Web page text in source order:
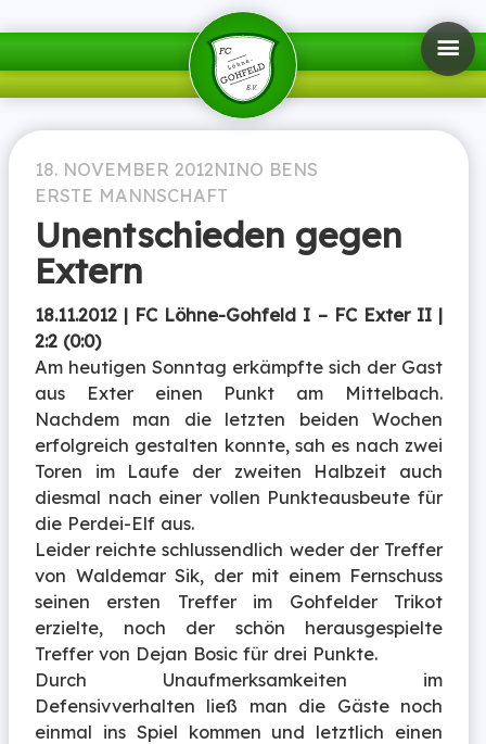
18. NOVEMBER 2012NINO BENS
ERSTE MANNSCHAFT
Unentschieden gegen
Extern
18.11.2012 | FC Löhne-Gohfeld I – FC Exter II |
2:2 (0:0)
Am heutigen Sonntag erkämpfte sich der Gast
aus Exter einen Punkt am Mittelbach.
Nachdem man die letzten beiden Wochen
erfolgreich gestalten konnte, sah es nach zwei
Toren im Laufe der zweiten Halbzeit auch
diesmal nach einer vollen Punkteausbeute für
die Perdei-Elf aus.
Leider reichte schlussendlich weder der Treffer
von Waldemar Sik, der mit einem Fernschuss
seinen ersten Treffer im Gohfelder Trikot
erzielte, noch der schön herausgespielte
Treffer von Dejan Bosic für drei Punkte.
Durch Unaufmerksamkeiten im
Defensivverhalten ließ man die Gäste noch
einmal ins Spiel kommen und letztlich einen